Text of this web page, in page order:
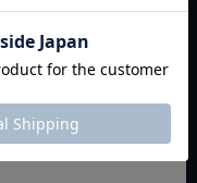
に入れる